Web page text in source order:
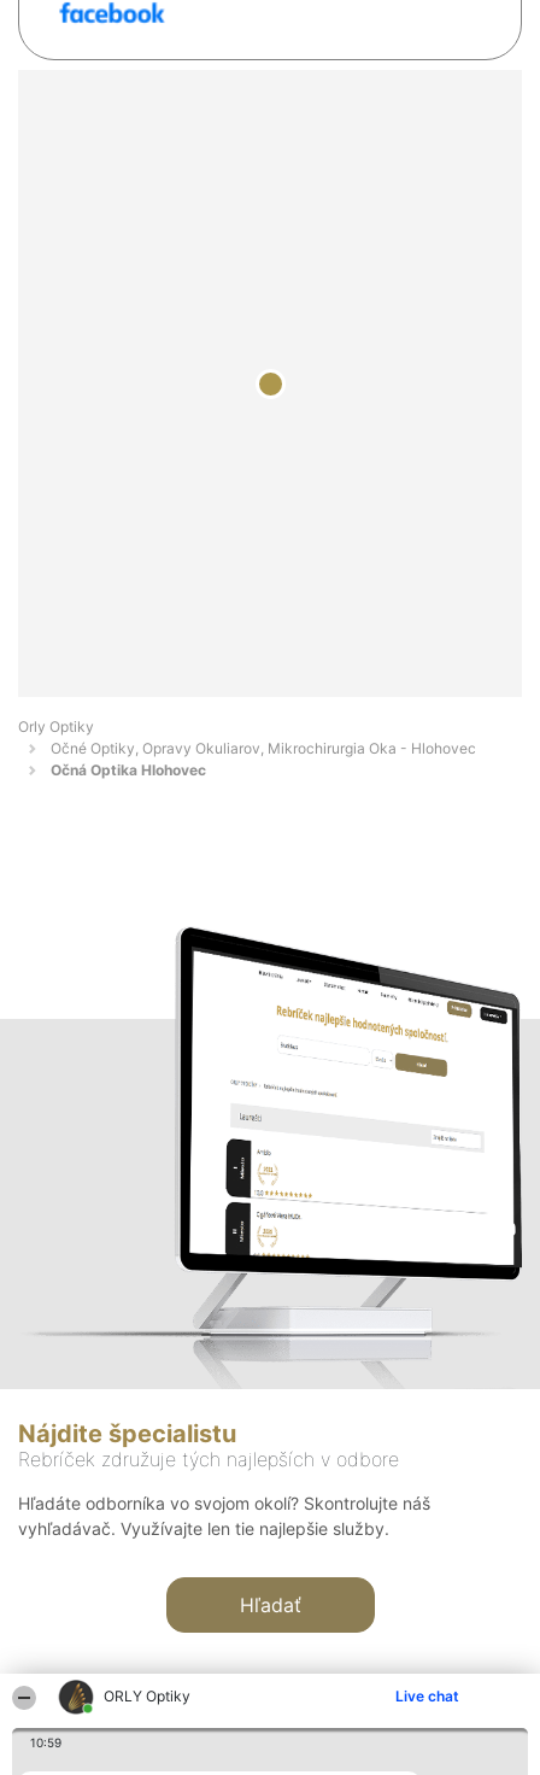
ORLY Optiky Live chat
10:59
Orly Optiky
Očné Optiky, Opravy Okuliarov, Mikrochirurgia Oka - Hlohovec
Očná Optika Hlohovec
Nájdite špecialistu
Rebríček združuje tých najlepších v odbore
Hľadáte odborníka vo svojom okolí? Skontrolujte náš
vyhľadávač. Využívajte len tie najlepšie služby.
Hľadať